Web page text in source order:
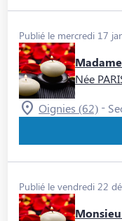
Publié le mercredi 17
Née
Oignies (62) -
Publié le vendredi 22